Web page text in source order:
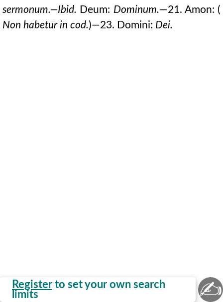
Register to set your own search
limits
sermonum.—Ibid. Deum: Dominum.—21. Amon: (
Non habetur in cod.)—23. Domini: Dei.
✍